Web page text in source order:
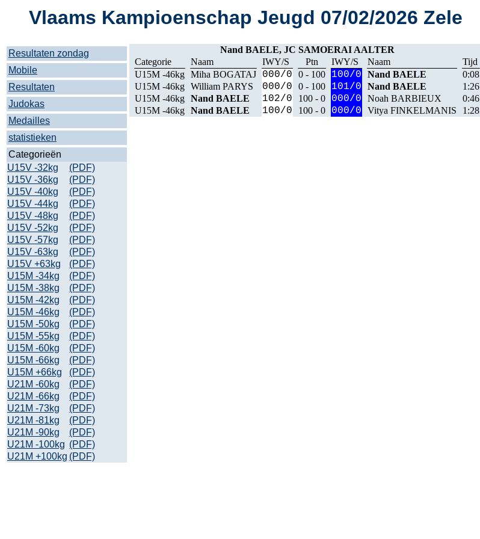
Vlaams Kampioenschap Jeugd 07/02/2026 Zele
Resultaten zondag
Mobile
Resultaten
Judokas
Medailles
statistieken
Categorieën
U15V -32kg
(PDF)
U15V -36kg
(PDF)
U15V -40kg
(PDF)
U15V -44kg
(PDF)
U15V -48kg
(PDF)
U15V -52kg
(PDF)
U15V -57kg
(PDF)
U15V -63kg
(PDF)
U15V +63kg
(PDF)
U15M -34kg
(PDF)
U15M -38kg
(PDF)
U15M -42kg
(PDF)
U15M -46kg
(PDF)
U15M -50kg
(PDF)
U15M -55kg
(PDF)
U15M -60kg
(PDF)
U15M -66kg
(PDF)
U15M +66kg
(PDF)
U21M -60kg
(PDF)
U21M -66kg
(PDF)
U21M -73kg
(PDF)
U21M -81kg
(PDF)
U21M -90kg
(PDF)
U21M -100kg (PDF)
U21M +100kg (PDF)
Nand BAELE, JC SAMOERAI AALTER
Categorie
Naam IWY/S Ptn IWY/S Naam
Tijd
U15M -46kg Miha BOGATAJ 000/0 0 - 100 100/0 Nand BAELE
0:08
U15M -46kg William PARYS 000/0 0 - 100 101/0 Nand BAELE
1:26
U15M -46kg Nand BAELE 102/0 100 - 0 000/0 Noah BARBIEUX
0:46
U15M -46kg Nand BAELE 100/0 100 - 0 000/0 Vitya FINKELMANIS 1:28